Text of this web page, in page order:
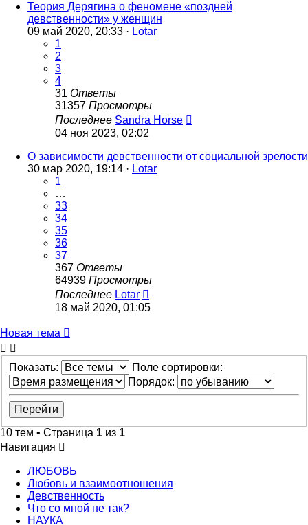
Теория Дерягина о феномене «поздней
девственности» у женщин
09 май 2020, 20:33 · Lotar
1
2
3
4
31 Ответы
31357 Просмотры
Последнее Sandra Horse
04 ноя 2023, 02:02
О зависимости девственности от социальной зрелости
30 мар 2020, 19:14 · Lotar
1
…
33
34
35
36
37
367 Ответы
64939 Просмотры
Последнее Lotar
18 май 2020, 01:05
Новая тема
Показать:
Поле сортировки:
Порядок:
10 тем • Страница 1 из 1
Навигация
ЛЮБОВЬ
Любовь и взаимоотношения
Девственность
Что со мной не так?
НАУКА